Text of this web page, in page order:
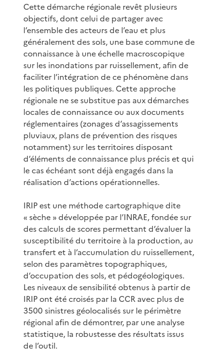
Cette démarche régionale revêt plusieurs
objectifs, dont celui de partager avec
l’ensemble des acteurs de l’eau et plus
généralement des sols, une base commune de
connaissance à une échelle macroscopique
sur les inondations par ruissellement, afin de
faciliter l’intégration de ce phénomène dans
les politiques publiques. Cette approche
régionale ne se substitue pas aux démarches
locales de connaissance ou aux documents
réglementaires (zonages d’assagissements
pluviaux, plans de prévention des risques
notamment) sur les territoires disposant
d’éléments de connaissance plus précis et qui
le cas échéant sont déjà engagés dans la
réalisation d’actions opérationnelles.
IRIP est une méthode cartographique dite
« sèche » développée par l’INRAE, fondée sur
des calculs de scores permettant d’évaluer la
susceptibilité du territoire à la production, au
transfert et à l’accumulation du ruissellement,
selon des paramètres topographiques,
d’occupation des sols, et pédogéologiques.
Les niveaux de sensibilité obtenus à partir de
IRIP ont été croisés par la CCR avec plus de
3500 sinistres géolocalisés sur le périmètre
régional afin de démontrer, par une analyse
statistique, la robustesse des résultats issus
de l’outil.